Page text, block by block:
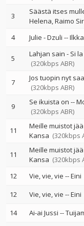
3 Säästä itses
Helena Raimo
4 Julie - Dzuli --
5 Lahjan sain - Si
(320kbps ABR)
7 Jos tuopin nyt
(320kbps ABR)
9 Se ikuista on --
(320kbps ABR)
11 Meille muistot jää
Kansa (320kbps
11 Meille muistot jää
Kansa (320kbps
12 Vie, vie, vie --Eini
12
Vie, vie, vie --Eini
14
Ai-ai Jussi --